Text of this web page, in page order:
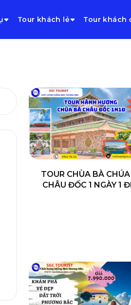
Tour khách lẻ Tour khách
TOUR CHÙA BÀ
CHÂU ĐỐC 1 NGÀY 1